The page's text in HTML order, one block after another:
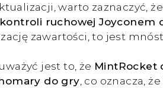
warto zaznaczyć,
ruchowej Joyconem
zawartości, to jest
jest to, że MintRocket
do gry , co oznacza,